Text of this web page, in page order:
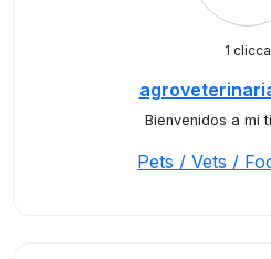
1 clicca
Bienvenidos a mi
Pets / Vets /